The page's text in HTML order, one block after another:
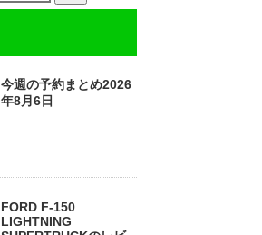
今週の予約まとめ2026
年8月6日
FORD F-150
LIGHTNING